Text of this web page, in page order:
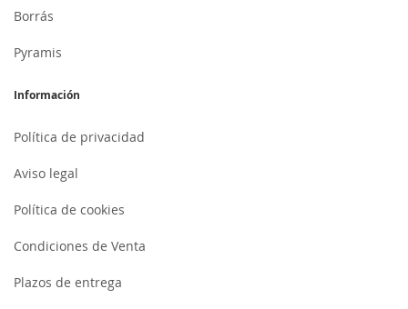
Borrás
Pyramis
Información
Política de privacidad
Aviso legal
Política de cookies
Condiciones de Venta
Plazos de entrega